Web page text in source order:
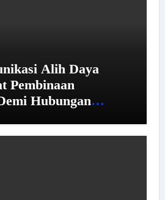
Alih Daya
Pembinaan
Hubungan